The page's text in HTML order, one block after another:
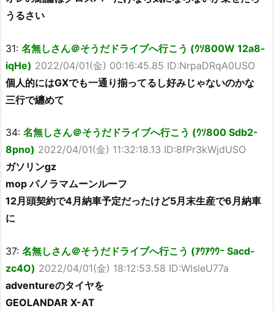
うるさい
31: 名無しさん＠そうだドライブへ行こう (ｳｿ800W 12a8-
iqHe) 2022/04/01(金) 00:16:45.85 ID:NrpaDRqA0USO
個人的にはGXでも一通り揃ってるし好みじゃないのかな
三行で纏めて
34: 名無しさん＠そうだドライブへ行こう (ｳｿ800 Sdb2-
8pno) 2022/04/01(金) 11:32:18.13 ID:8fPr3kWjdUSO
ガソリンgz
mop パノラマムーンルーフ
12月頭契約で4月納車予定だったけど5月末生産で6月納車
に
37: 名無しさん＠そうだドライブへ行こう (ｱｳｱｳｳｰ Sacd-
zc4O) 2022/04/01(金) 18:12:53.58 ID:WlsleU77a
adventureのタイヤを
GEOLANDAR X-AT